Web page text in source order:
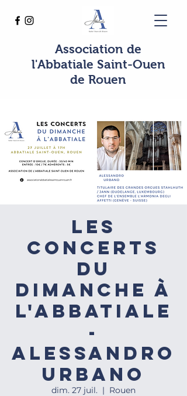
Association de
l'Abbatiale Saint-Ouen
de Rouen
Les
concerts
du
dimanche à
l'Abbatiale
-
Alessandro
Urbano
dim. 27 juil.
  |
Rouen